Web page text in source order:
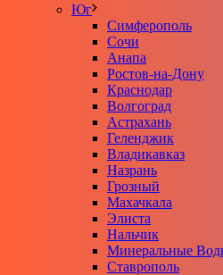
Юг
Симферополь
Сочи
Анапа
Ростов-на-Дону
Краснодар
Волгоград
Астрахань
Геленджик
Владикавказ
Назрань
Грозный
Махачкала
Элиста
Нальчик
Минеральные
Ставрополь